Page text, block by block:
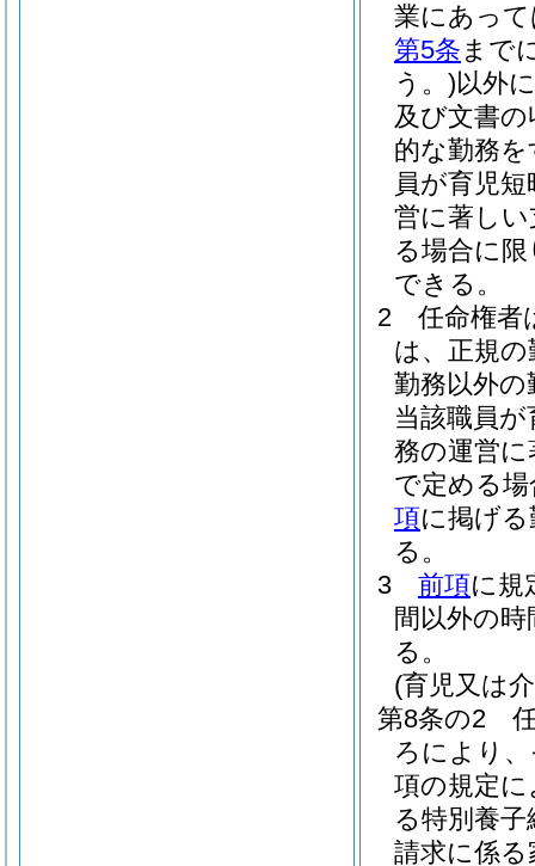
業にあっ
第5条 まで
う。)以外
及び文書
的な勤務
員が育児
営に著し
る場合に
できる。
2
任命権者
は、正規
勤務以外
当該職員
務の運営
で定める
項に掲げ
る。
3
前項に規
間以外の
る。
(育児又は
第8条の2
ろにより
項の規定
る特別養
請求に係